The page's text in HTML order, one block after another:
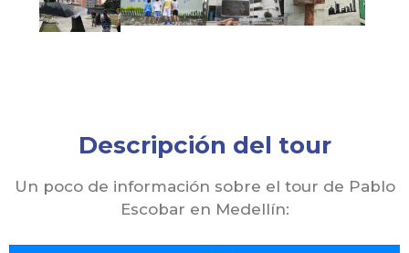
Descripción del tour
Un poco de información sobre el tour de Pablo
Escobar en Medellín: